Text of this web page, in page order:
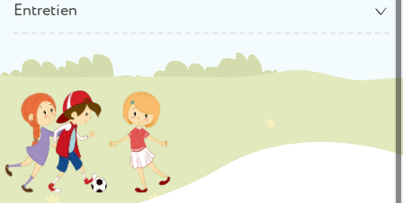
Entretien